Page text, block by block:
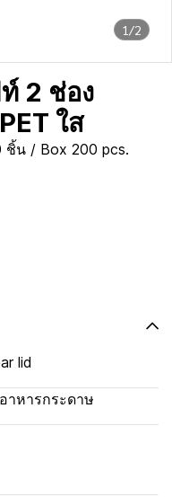
1/2
2 ช่อง
ใส
ชิ้น / Box 200 pcs.
lid
าหารกระดาษ